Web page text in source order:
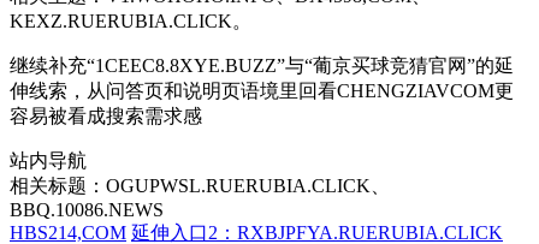
KEXZ.RUERUBIA.CLICK。
继续补充“1CEEC8.8XYE.BUZZ”与“葡京买球竞猜官网”的延
伸线索，从问答页和说明页语境里回看CHENGZIAVCOM更
容易被看成搜索需求感
站内导航
相关标题：OGUPWSL.RUERUBIA.CLICK、
BBQ.10086.NEWS
HBS214,COM 延伸入口2：RXBJPFYA.RUERUBIA.CLICK